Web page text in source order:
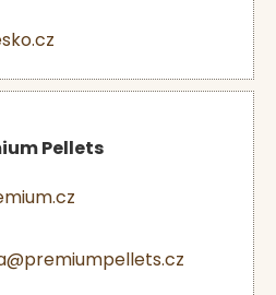
Pellets